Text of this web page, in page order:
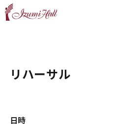
リハーサル
日時